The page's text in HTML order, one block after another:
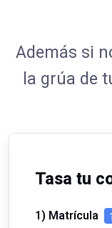
Además si
la grúa de
Tasa tu
1) Matrícula